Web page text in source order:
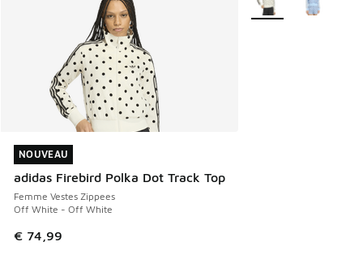
NOUVEAU
adidas Firebird Polka Dot Track Top
Femme Vestes Zippees
Off White - Off White
€ 74,99
NOUVEAU